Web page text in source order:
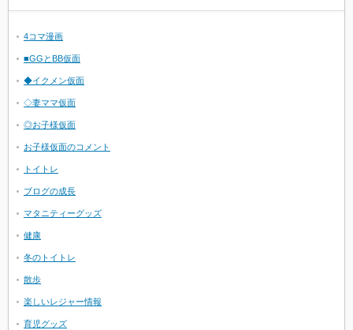
4コマ漫画
■GGとBB仮面
◆イクメン仮面
◇妻ママ仮面
◎お子様仮面
お子様仮面のコメント
トイトレ
ブログの成長
マタニティーグッズ
健康
冬のトイトレ
散歩
楽しいレジャー情報
育児グッズ